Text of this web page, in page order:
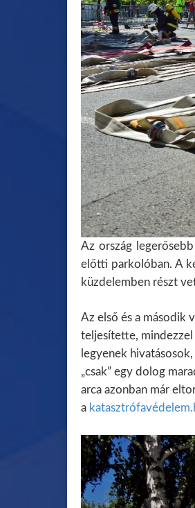
Az ország
előtti parkolóban. A
küzdelemben részt
Az első és a második
teljesítette,
legyenek
„csak” egy dolog
arca azonban már
a